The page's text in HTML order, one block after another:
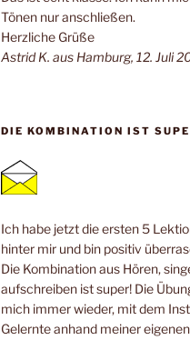
Tönen nur anschließen.
Herzliche Grüße
Astrid K. aus Hamburg, 12. Juli
DIE KOMBINATION IST
Ich habe jetzt die ersten 5
hinter mir und bin positiv
Die Kombination aus Hören,
aufschreiben ist super! Die
mich immer wieder, mit dem
Gelernte anhand meiner